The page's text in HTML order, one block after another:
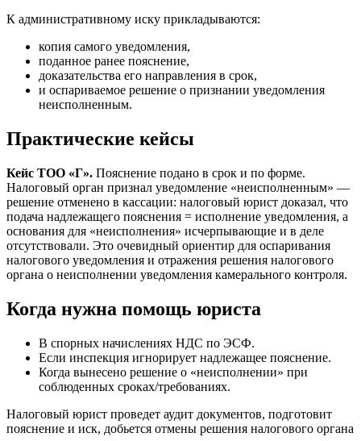
К административному иску прикладываются:
копия самого уведомления,
поданное ранее пояснение,
доказательства его направления в срок,
и оспариваемое решение о признании уведомления
неисполненным.
Практические кейсы
Кейс ТОО «Г». Пояснение подано в срок и по форме.
Налоговый орган признал уведомление «неисполненным» —
решение отменено в кассации: налоговый юрист доказал, что
подача надлежащего пояснения = исполнение уведомления, а
основания для «неисполнения» исчерпывающие и в деле
отсутствовали. Это очевидный ориентир для оспаривания
налогового уведомления и отражения решения налогового
органа о неисполнении уведомления камерального контроля.
Когда нужна помощь юриста
В спорных начислениях НДС по ЭСФ.
Если инспекция игнорирует надлежащее пояснение.
Когда вынесено решение о «неисполнении» при
соблюденных сроках/требованиях.
Налоговый юрист проведет аудит документов, подготовит
пояснение и иск, добьется отмены решения налогового органа